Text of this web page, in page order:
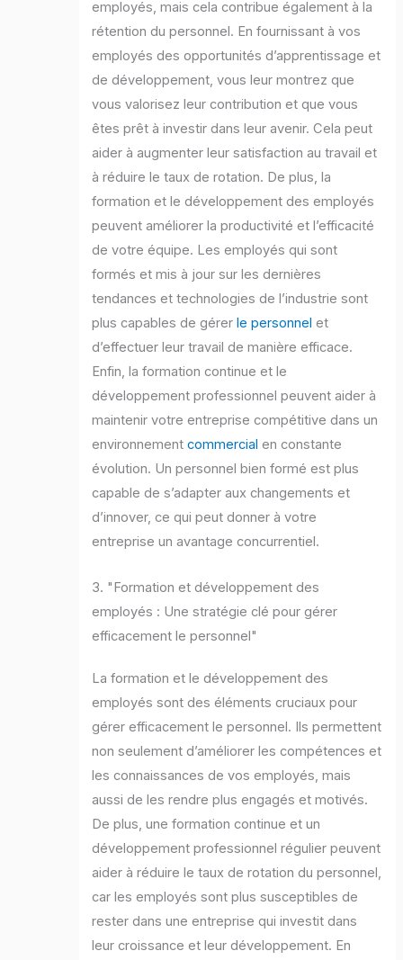
employés, mais cela contribue également à la
rétention du personnel. En fournissant à vos
employés des opportunités d’apprentissage et
de développement, vous leur montrez que
vous valorisez leur contribution et que vous
êtes prêt à investir dans leur avenir. Cela peut
aider à augmenter leur satisfaction au travail et
à réduire le taux de rotation. De plus, la
formation et le développement des employés
peuvent améliorer la productivité et l’efficacité
de votre équipe. Les employés qui sont
formés et mis à jour sur les dernières
tendances et technologies de l’industrie sont
plus capables de gérer le personnel et
d’effectuer leur travail de manière efficace.
Enfin, la formation continue et le
développement professionnel peuvent aider à
maintenir votre entreprise compétitive dans un
environnementcommercial en constante
évolution. Un personnel bien formé est plus
capable de s’adapter aux changements et
d’innover, ce qui peut donner à votre
entreprise un avantage concurrentiel.
3. "Formation et développement des
employés : Une stratégie clé pour gérer
efficacement le personnel"
La formation et le développement des
employés sont des éléments cruciaux pour
gérer efficacement le personnel. Ils permettent
non seulement d’améliorer les compétences et
les connaissances de vos employés, mais
aussi de les rendre plus engagés et motivés.
De plus, une formation continue et un
développement professionnel régulier peuvent
aider à réduire le taux de rotation du personnel,
car les employés sont plus susceptibles de
rester dans une entreprise qui investit dans
leur croissance et leur développement. En